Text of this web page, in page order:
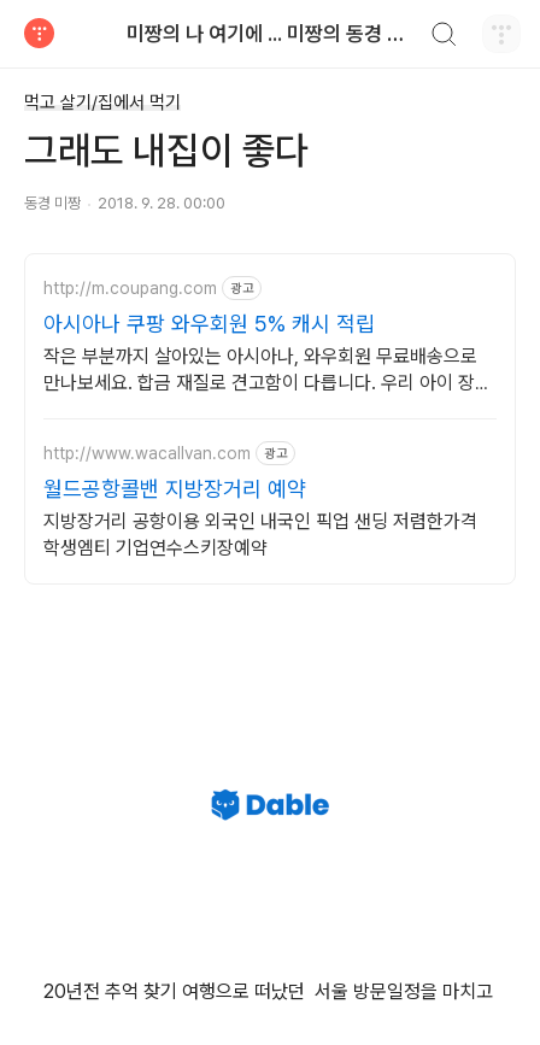
미짱의 나 여기에 ... 미짱의 동경 생활
먹고 살기/집에서 먹기
그래도 내집이 좋다
동경 미짱 2018. 9. 28. 00:00
http://m.coupang.com 광고
아시아나 쿠팡 와우회원 5% 캐시 적립
작은 부분까지 살아있는 아시아나, 와우회원 무료배송으로
만나보세요. 합금 재질로 견고함이 다릅니다. 우리 아이 장난
http://www.wacallvan.com 광고
월드공항콜밴 지방장거리 예약
지방장거리 공항이용 외국인 내국인 픽업 샌딩 저렴한가격
학생엠티 기업연수스키장예약
20년전 추억 찾기 여행으로 떠났던 서울 방문일정을 마치고